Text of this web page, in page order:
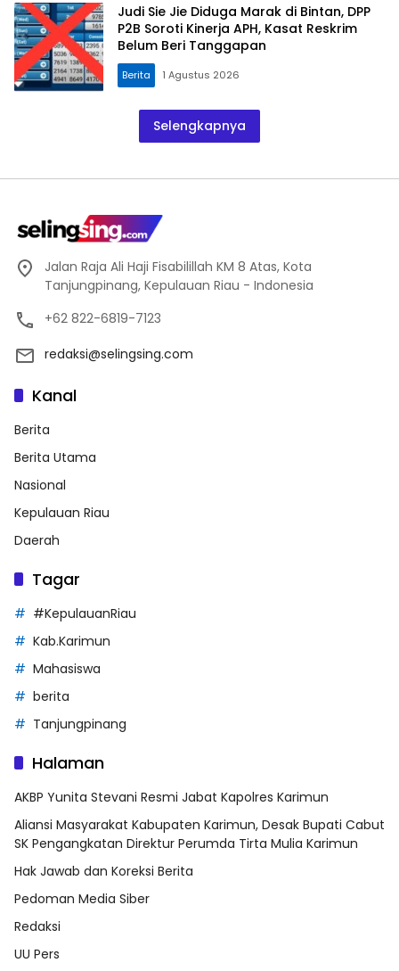
Judi Sie Jie Diduga Marak di Bintan, DPP
P2B Soroti Kinerja APH, Kasat Reskrim
Belum Beri Tanggapan
Berita 1 Agustus 2026
Selengkapnya
Jalan Raja Ali Haji Fisabilillah KM 8 Atas, Kota
Tanjungpinang, Kepulauan Riau - Indonesia
+62 822-6819-7123
redaksi@selingsing.com
Kanal
Berita
Berita Utama
Nasional
Kepulauan Riau
Daerah
Tagar
#KepulauanRiau
Kab.Karimun
Mahasiswa
berita
Tanjungpinang
Halaman
AKBP Yunita Stevani Resmi Jabat Kapolres Karimun
Aliansi Masyarakat Kabupaten Karimun, Desak Bupati Cabut
SK Pengangkatan Direktur Perumda Tirta Mulia Karimun
Hak Jawab dan Koreksi Berita
Pedoman Media Siber
Redaksi
UU Pers